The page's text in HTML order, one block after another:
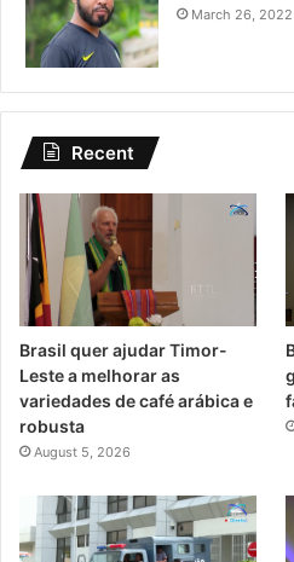
March 26, 2022
Recent
Brasil quer ajudar Timor-
Leste a melhorar as
variedades de café arábica e
robusta
August 5, 2026